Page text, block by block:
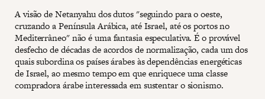
A visão de Netanyahu dos dutos "seguindo para o oeste,
cruzando a Península Arábica, até Israel, até os portos no
Mediterrâneo" não é uma fantasia especulativa. É o provável
desfecho de décadas de acordos de normalização, cada um dos
quais subordina os países árabes às dependências energéticas
de Israel, ao mesmo tempo em que enriquece uma classe
compradora árabe interessada em sustentar o sionismo.